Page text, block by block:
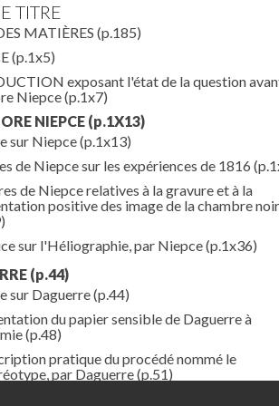
TITRE
MATIÈRES (p.185)
(p.1x5)
exposant l'état de la question
Niepce(p.1x7)
NIEPCE (p.1X13)
sur Niepce(p.1x13)
de Niepce sur les expériences de 1816
de Niepce relatives à la gravure et à la
positive des image de la chambre
sur l'Héliographie, par Niepce(p.1x36)
(p.44)
sur Daguerre(p.44)
du papier sensible de Daguerre à
(p.48)
pratique du procédé nommé le
par Daguerre(p.51)